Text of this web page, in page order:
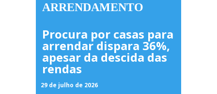
ARRENDAMENTO
Procura por casas para
arrendar dispara 36%,
apesar da descida das
rendas
29 de julho de 2026